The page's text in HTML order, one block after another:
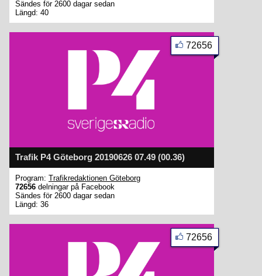
Sändes för 2600 dagar sedan
Längd: 40
Trafik P4 Göteborg 20190626 07.49 (00.36)
72656
Program: Trafikredaktionen Göteborg
72656 delningar på Facebook
Sändes för 2600 dagar sedan
Längd: 36
72656